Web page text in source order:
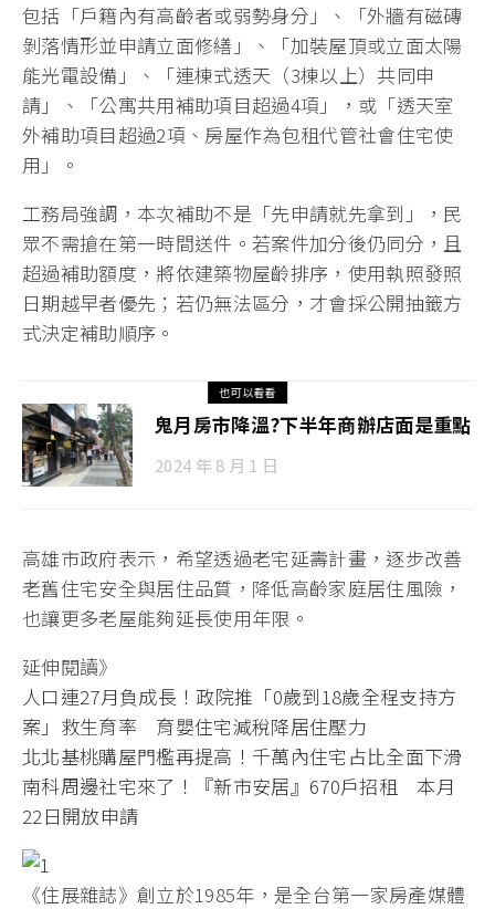
包括「戶籍內有高齡者或弱勢身分」、「外牆有磁磚
剝落情形並申請立面修繕」、「加裝屋頂或立面太陽
能光電設備」、「連棟式透天（3棟以上）共同申
請」、「公寓共用補助項目超過4項」，或「透天室
外補助項目超過2項、房屋作為包租代管社會住宅使
用」。
工務局強調，本次補助不是「先申請就先拿到」，民
眾不需搶在第一時間送件。若案件加分後仍同分，且
超過補助額度，將依建築物屋齡排序，使用執照發照
日期越早者優先；若仍無法區分，才會採公開抽籤方
式決定補助順序。
也可以看看
鬼月房市降溫?下半年商辦店面是重點
2024 年 8 月 1 日
高雄市政府表示，希望透過老宅延壽計畫，逐步改善
老舊住宅安全與居住品質，降低高齡家庭居住風險，
也讓更多老屋能夠延長使用年限。
延伸閱讀》
人口連27月負成長！政院推「0歲到18歲全程支持方
案」救生育率 育嬰住宅減稅降居住壓力
北北基桃購屋門檻再提高！千萬內住宅占比全面下滑
南科周邊社宅來了！『新市安居』670戶招租 本月
22日開放申請
《住展雜誌》創立於1985年，是全台第一家房產媒體